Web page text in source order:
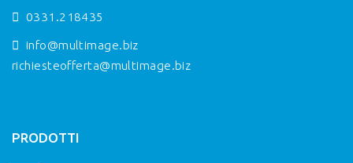
0331.218435
info@multimage.biz
richiesteofferta@multimage.biz
PRODOTTI